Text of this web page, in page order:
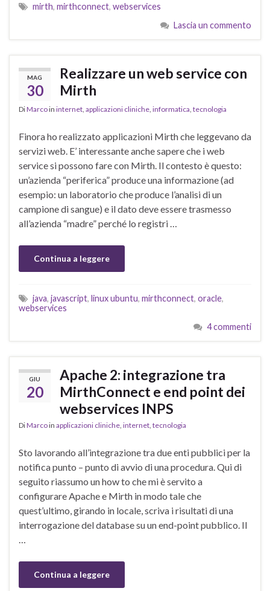
mirth, mirthconnect, webservices
Lascia un commento
MAG
30
Realizzare un web service con
Mirth
DiMarcoin internet applicazioni cliniche informatica tecnologia
Finora ho realizzato applicazioni Mirth che leggevano da
servizi web. E’ interessante anche sapere che i web
service si possono fare con Mirth. Il contesto è questo:
un’azienda “periferica” produce una informazione (ad
esempio: un laboratorio che produce l’analisi di un
campione di sangue) e il dato deve essere trasmesso
all’azienda “madre” perché lo registri …
Continua a leggere
java, javascript, linux ubuntu, mirthconnect, oracle,
webservices
4 commenti
GIU
20
Apache 2: integrazione tra
MirthConnect e end point dei
webservices INPS
DiMarcoin applicazioni cliniche internet tecnologia
Sto lavorando all’integrazione tra due enti pubblici per la
notifica punto – punto di avvio di una procedura. Qui di
seguito riassumo un how to che mi è servito a
configurare Apache e Mirth in modo tale che
quest’ultimo, girando in locale, scriva i risultati di una
interrogazione del database su un end-point pubblico. Il
Continua a leggere